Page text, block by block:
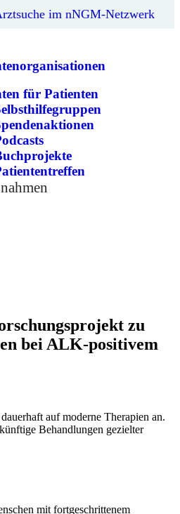
im nNGM-Netzwerk
für Patienten
zu
bei ALK-positivem
auf moderne Therapien an.
Behandlungen gezielter
mit fort­geschrittenem